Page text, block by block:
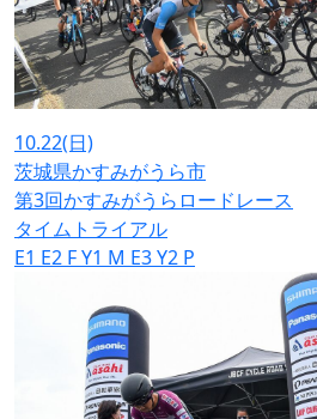
10.22(日)
茨城県かすみがうら市
第3回かすみがうらロードレース
タイムトライアル
E1 E2 FY1 M E3Y2 P